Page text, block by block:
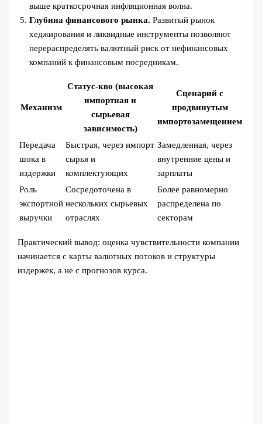
выше краткосрочная инфляционная волна.
Глубина финансового рынка. Развитый рынок
хеджирования и ликвидные инструменты позволяют
перераспределять валютный риск от нефинансовых
компаний к финансовым посредникам.
Механизм
Статус-кво (высокая
импортная и
сырьевая
зависимость)
Сценарий с
продвинутым
импортозамещением
Передача
шока в
издержки
Быстрая, через импорт
сырья и
комплектующих
Замедленная, через
внутренние цены и
зарплаты
Роль
экспортной
выручки
Сосредоточена в
нескольких сырьевых
отраслях
Более равномерно
распределена по
секторам
Практический вывод: оценка чувствительности компании
начинается с карты валютных потоков и структуры
издержек, а не с прогнозов курса.